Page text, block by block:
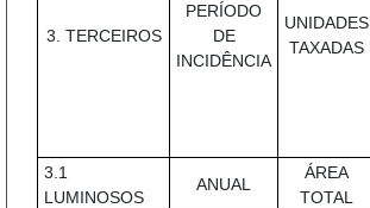
3. TERCEIROS
PERÍODO
DE
INCIDÊNCIA
UNIDADES
TAXADAS
3.1
LUMINOSOS
ANUAL
ÁREA
TOTAL